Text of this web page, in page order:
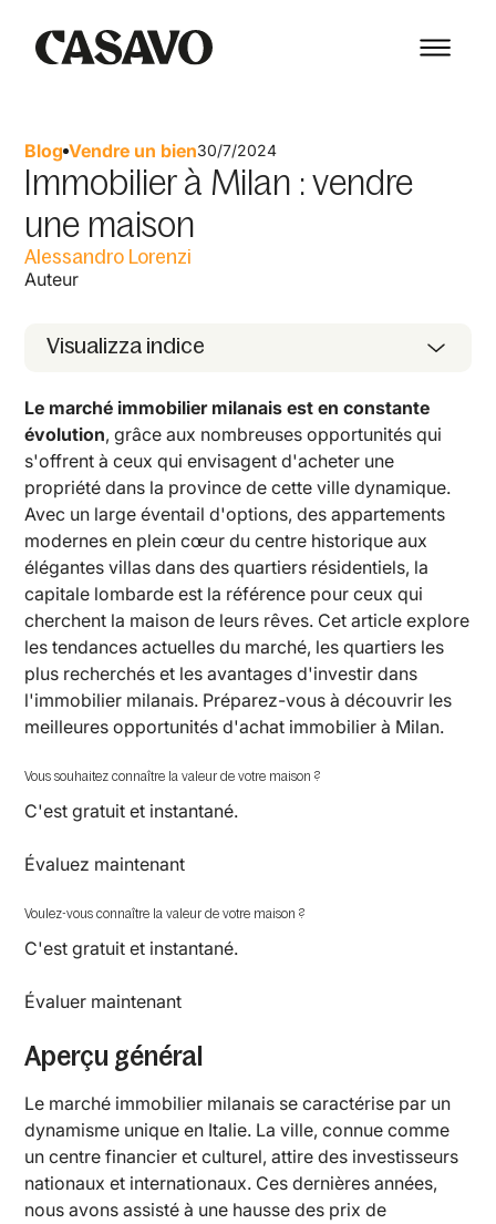
Blog Vendre un bien30/7/2024
Immobilier à Milan : vendre
une maison
Alessandro Lorenzi
Auteur
Visualizza indice
Le marché immobilier milanais est en constante
évolution, grâce aux nombreuses opportunités qui
s'offrent à ceux qui envisagent d'acheter une
propriété dans la province de cette ville dynamique.
Avec un large éventail d'options, des appartements
modernes en plein cœur du centre historique aux
élégantes villas dans des quartiers résidentiels, la
capitale lombarde est la référence pour ceux qui
cherchent la maison de leurs rêves. Cet article explore
les tendances actuelles du marché, les quartiers les
plus recherchés et les avantages d'investir dans
l'immobilier milanais. Préparez-vous à découvrir les
meilleures opportunités d'achat immobilier à Milan.
Vous souhaitez connaître la valeur de votre maison ?
C'est gratuit et instantané.
Évaluez maintenant
Voulez-vous connaître la valeur de votre maison ?
C'est gratuit et instantané.
Évaluer maintenant
Aperçu général
Le marché immobilier milanais se caractérise par un
dynamisme unique en Italie. La ville, connue comme
un centre financier et culturel, attire des investisseurs
nationaux et internationaux. Ces dernières années,
nous avons assisté à une hausse des prix de